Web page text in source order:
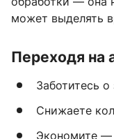
может выделять
Переходя на
Заботитесь
Снижаете
Экономите —